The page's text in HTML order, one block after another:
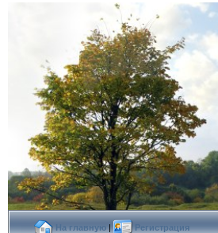
На главную| Регистрация